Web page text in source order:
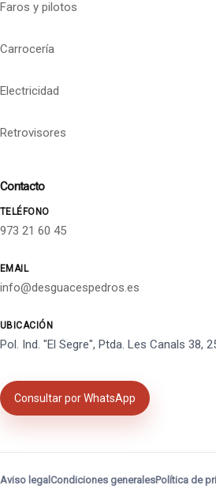
Faros y pilotos
Carrocería
Electricidad
Retrovisores
Contacto
TELÉFONO
973 21 60 45
EMAIL
info@desguacespedros.es
UBICACIÓN
Pol. Ind. "El Segre", Ptda. Les Canals 38,
Consultar por WhatsApp
Aviso legal Condiciones generalesPolítica de